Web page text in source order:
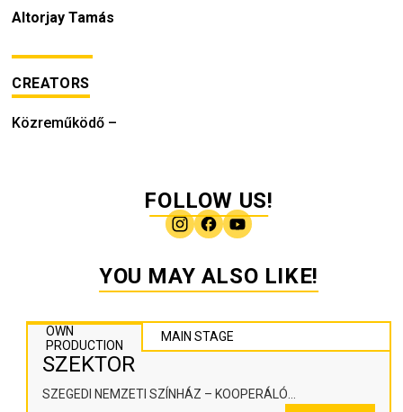
Altorjay Tamás
CREATORS
Közreműködő –
FOLLOW US!
YOU MAY ALSO LIKE!
OWN
PRODUCTION
MAIN STAGE
SZEKTOR
SZEGEDI NEMZETI SZÍNHÁZ – KOOPERÁLÓ